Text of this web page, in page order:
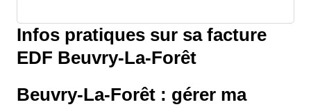
Infos pratiques sur sa facture
EDF Beuvry-La-Forêt
Beuvry-La-Forêt : gérer ma